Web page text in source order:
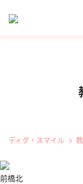
ディグ・スマイル
前橋北